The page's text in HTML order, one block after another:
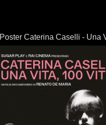
Poster Caterina Caselli - Una